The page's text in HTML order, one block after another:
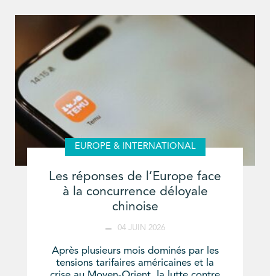
EUROPE & INTERNATIONAL
Les réponses de l’Europe face
à la concurrence déloyale
chinoise
04 JUIN 2026
Après plusieurs mois dominés par les
tensions tarifaires américaines et la